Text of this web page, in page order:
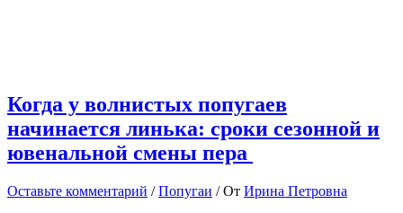
Когда у волнистых попугаев
начинается линька: сроки сезонной и
ювенальной смены пера
Оставьте комментарий /Попугаи / От Ирина Петровна